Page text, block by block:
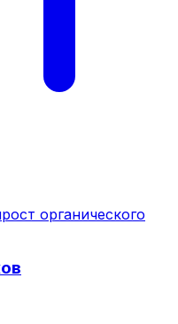
органического